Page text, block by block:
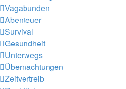
Vagabunden
Abenteuer
Survival
Gesundheit
Unterwegs
Übernachtungen
Zeitvertreib